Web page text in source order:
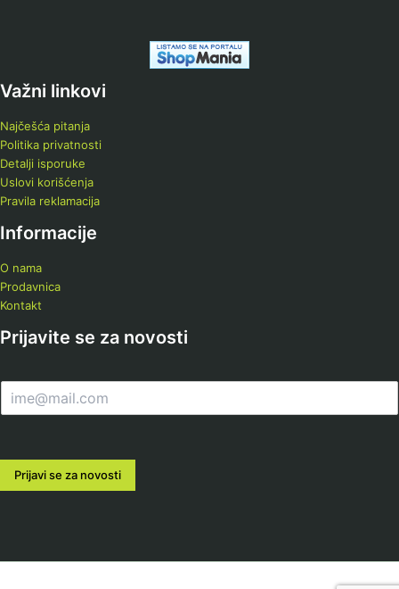
Važni linkovi
Najčešća pitanja
Politika privatnosti
Detalji isporuke
Uslovi korišćenja
Pravila reklamacija
Informacije
O nama
Prodavnica
Kontakt
Prijavite se za novosti
m
l
Prijavi se za novosti